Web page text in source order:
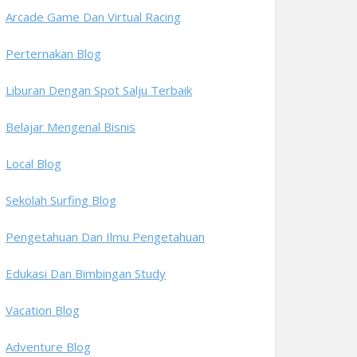
Arcade Game Dan Virtual Racing
Perternakan Blog
Liburan Dengan Spot Salju Terbaik
Belajar Mengenal Bisnis
Local Blog
Sekolah Surfing Blog
Pengetahuan Dan Ilmu Pengetahuan
Edukasi Dan Bimbingan Study
Vacation Blog
Adventure Blog